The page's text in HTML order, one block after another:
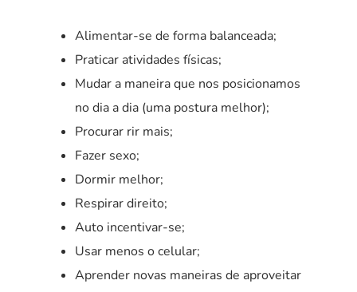
Alimentar-se de forma balanceada;
Praticar atividades físicas;
Mudar a maneira que nos posicionamos
no dia a dia (uma postura melhor);
Procurar rir mais;
Fazer sexo;
Dormir melhor;
Respirar direito;
Auto incentivar-se;
Usar menos o celular;
Aprender novas maneiras de aproveitar